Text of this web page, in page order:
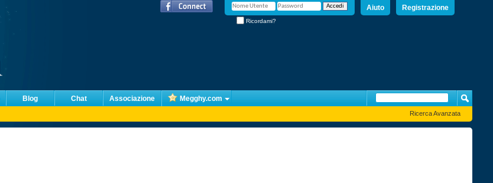
Registrazione
Aiuto
Ricordami?
Blog Chat Associazione Megghy.com
Ricerca Avanzata